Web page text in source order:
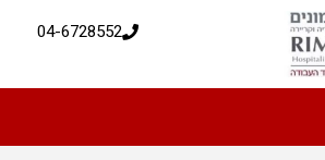
04-6728552